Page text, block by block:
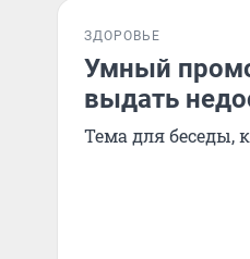
ЗДОРОВЬЕ
Умный
выдать
Тема для беседы,